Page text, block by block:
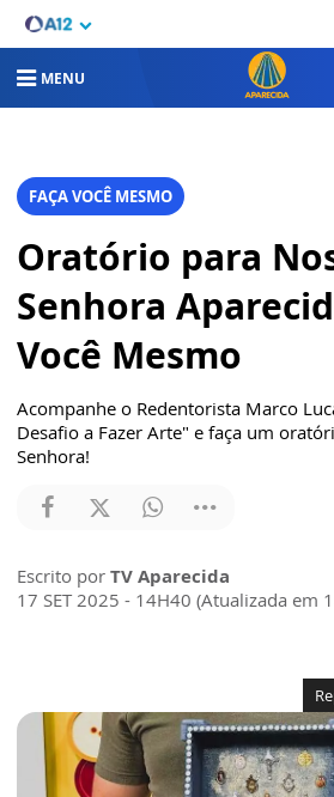
MENU
FAÇA VOCÊ MESMO
Oratório para
Senhora
Você Mesmo
Acompanhe o Redentorista Marco
Desafio a Fazer Arte" e faça um
Senhora!
Escrito por TV Aparecida
17 SET 2025 - 14H40 (Atualizada em